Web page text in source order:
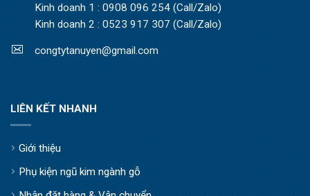
Kinh doanh 1 : 0908 096 254 (Call/Zalo)
Kinh doanh 2 : 0523 917 307 (Call/Zalo)
congtytanuyen@gmail.com
LIÊN KẾT NHANH
Giới thiệu
Phụ kiện ngũ kim ngành gỗ